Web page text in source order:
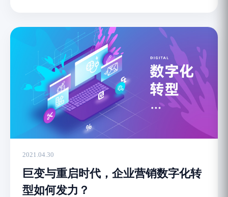
2021.04.30
巨变与重启时代，企业营销数字化转
型如何发力？